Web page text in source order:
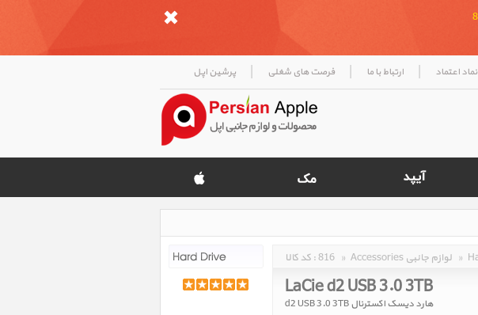
نماد اعتماد | ارتباط با ما | فرصت های شغلی | پرشین اپل
کد کالا :816 » Accessories لوازم جانبی »
LaCie d2 USB 3.0 3TB
هارد دیسک اکسترنال d2 USB 3.0 3TB